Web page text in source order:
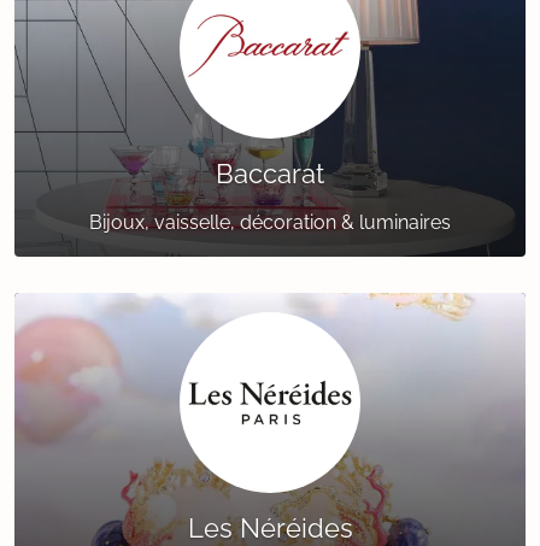
Baccarat
Bijoux, vaisselle, décoration & luminaires
Les Néréides